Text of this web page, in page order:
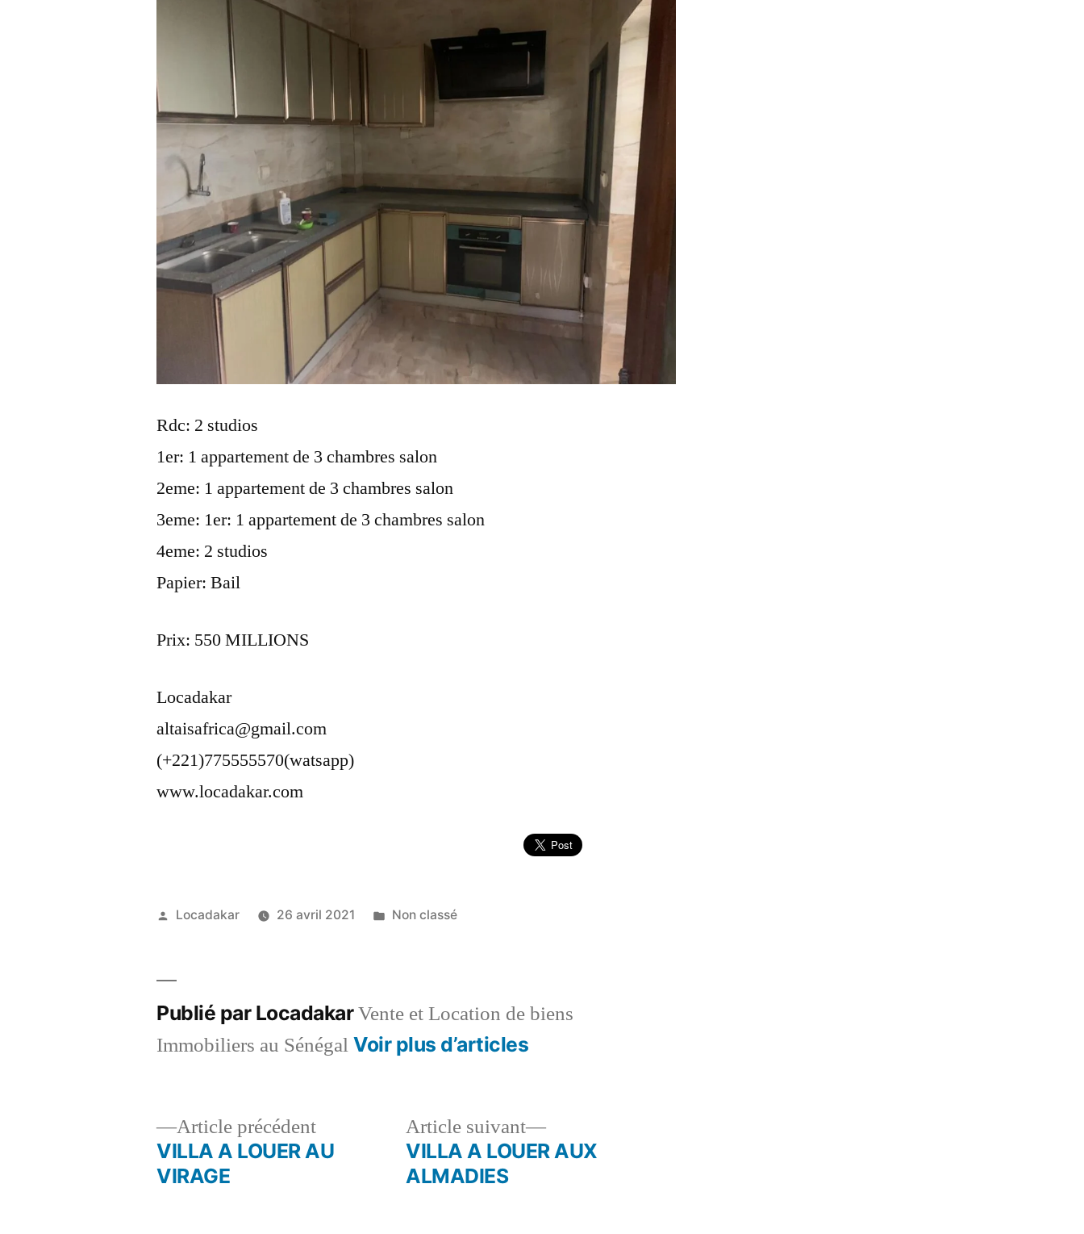
Rdc: 2 studios
1er: 1 appartement de 3 chambres salon
2eme: 1 appartement de 3 chambres salon
3eme: 1er: 1 appartement de 3 chambres salon
4eme: 2 studios
Papier: Bail
Prix: 550 MILLIONS
Locadakar
altaisafrica@gmail.com
(+221)775555570(watsapp)
www.locadakar.com
Publié
Locadakar 26 avril 2021
Publié
Non classé
Publié par LocadakarVente et Location de biens
Immobiliers au SénégalVoir plus d’articles
Navigation
Article précédentArticle
précédent :
VILLA A LOUER AU
VIRAGE
Article suivant
Article
suivant :
VILLA A LOUER AUX
ALMADIES